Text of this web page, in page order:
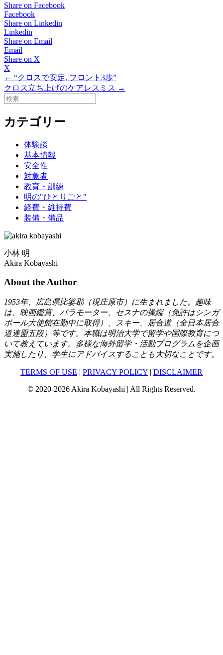
Share on Facebook
Facebook
Share on Linkedin
Linkedin
Share on Email
Email
Share on X
X
Posts
navigation
← “クロスで安定, フロント3歩”
クロス立ち上げのケアレスミス →
カテゴリー
体験談
基本情報
安全性
対象者
教育・訓練
明の"ひとりごと"
経費・維持費
装備・備品
小林 明
Akira Kobayashi
About the Author
1953年、広島県比婆郡（現庄原市）に生まれました。趣味
は、映画鑑賞、パラモーター、セスナの操縦（免許はシンガ
ポール大使館在勤中に取得）、スキー、居合道（全日本居合
道連盟五段）等です。本職は明治大学で留学や国際教育につ
いて教えています。多様な海外留学・活動プログラムを企画
実施したり、学生にアドバイスすることも大切なことです。
TERMS OF USE | PRIVACY POLICY | DISCLAIMER
© 2020-2026 Akira Kobayashi | All Rights Reserved.